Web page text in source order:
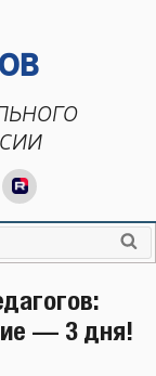
— 3 дня!